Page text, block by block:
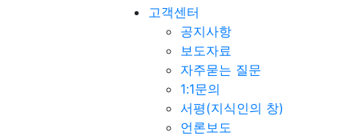
고객센터
공지사항
보도자료
자주묻는 질문
1:1문의
서평(지식인의 창)
언론보도